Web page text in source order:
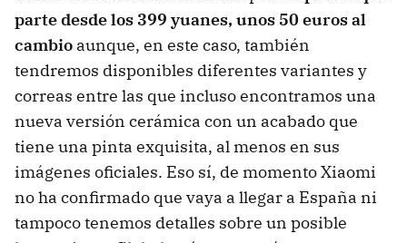
parte desde los 399 yuanes, unos 50 euros al
cambio aunque, en este caso, también
tendremos disponibles diferentes variantes y
correas entre las que incluso encontramos una
nueva versión cerámica con un acabado que
tiene una pinta exquisita, al menos en sus
imágenes oficiales. Eso sí, de momento Xiaomi
no ha confirmado que vaya a llegar a España ni
tampoco tenemos detalles sobre un posible